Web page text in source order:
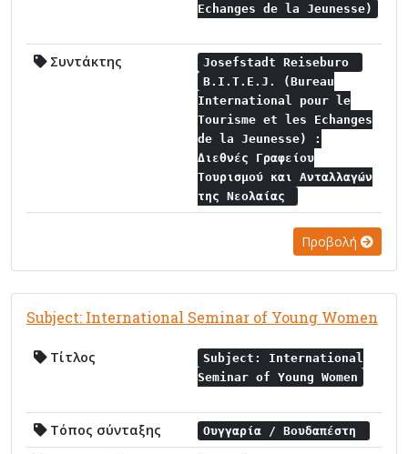
Echanges de la Jeunesse)
Συντάκτης
Josefstadt Reiseburo
B.I.T.E.J. (Bureau
International pour le
Tourisme et les Echanges
de la Jeunesse) :
Διεθνές Γραφείου
Τουρισμού και Ανταλλαγών
της Νεολαίας
Προβολή
Subject: International Seminar of Young Women
Τίτλος
Subject: International
Seminar of Young Women
Τόπος σύνταξης Ουγγαρία / Βουδαπέστη